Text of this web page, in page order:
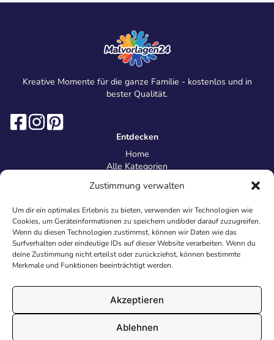
Zustimmung verwalten
Um dir ein optimales Erlebnis zu bieten, verwenden wir Technologien wie
Cookies, um Geräteinformationen zu speichern und/oder darauf zuzugreifen.
Wenn du diesen Technologien zustimmst, können wir Daten wie das
Surfverhalten oder eindeutige IDs auf dieser Website verarbeiten. Wenn du
deine Zustimmung nicht erteilst oder zurückziehst, können bestimmte
Merkmale und Funktionen beeinträchtigt werden.
Akzeptieren
Ablehnen
Kreative Momente für die ganze Familie - kostenlos und in
bester Qualität.
Entdecken
Home
Alle Kategorien
Information
Über uns
Kontakt
Inhaltsrichtlinien
Recht & Datenschutz
Impressum
AGB
Cookies